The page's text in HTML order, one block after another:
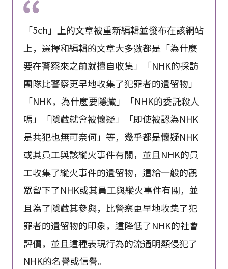
「5ch」上的文章被重新編輯並發布在該網站
上，選擇和編輯的文章大多數都是「為什麼
要在警察來之前就擅自收集」「NHK的採訪
團隊比警察更早地收集了犯罪者的遺留物」
「NHK，為什麼要隱藏」「NHK的委託殺人
嗎」「隱藏就會被懷疑」「即使被認為NHK
是共犯也無可奈何」等，幾乎都是懷疑NHK
或其員工與該縱火事件有關，並且NHK的員
工收集了縱火事件的遺留物，這給一般的觀
眾留下了NHK或其員工與縱火事件有關，並
且為了隱藏其參與，比警察更早地收集了犯
罪者的遺留物的印象，這降低了NHK的社會
評價，並且這種表現行為的流通明顯侵犯了
NHK的名譽或信譽。